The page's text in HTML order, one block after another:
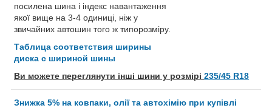
посилена шина і індекс навантаження
якої вище на 3-4 одиниці, ніж у
звичайних автошин того ж типорозміру.
Таблица соответствия ширины
диска с шириной шины
Ви можете переглянути інші шини у розмірі 235/45 R18
Знижка 5% на ковпаки, олії та автохімію при купівлі